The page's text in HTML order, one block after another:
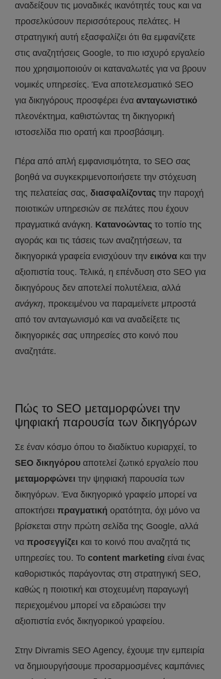
αναδείξουν τις μοναδικές ικανότητές τους και να
προσελκύσουν περισσότερους πελάτες. Η
στρατηγική αυτή εξασφαλίζει ότι θα εμφανίζετε
στις αναζητήσεις Google, το πιο ισχυρό εργαλείο
που χρησιμοποιούν οι καταναλωτές για να βρουν
νομικές υπηρεσίες. Ένα αποτελεσματικό SEO
για δικηγόρους προσφέρει ένα ανταγωνιστικό
πλεονέκτημα, καθιστώντας τη δικηγορική
ιστοσελίδα πιο ορατή και προσβάσιμη.
Πέρα από απλή εμφανισιμότητα, το SEO σας
βοηθά να συγκεκριμενοποιήσετε την στόχευση
της πελατείας σας, διασφαλίζοντας την παροχή
ποιοτικών υπηρεσιών σε πελάτες που έχουν
πραγματικά ανάγκη. Κατανοώντας το τοπίο της
αγοράς και τις τάσεις των αναζητήσεων, τα
δικηγορικά γραφεία ενισχύουν την εικόνα και την
αξιοπιστία τους. Τελικά, η επένδυση στο SEO για
δικηγόρους δεν αποτελεί πολυτέλεια, αλλά
ανάγκη, προκειμένου να παραμείνετε μπροστά
από τον ανταγωνισμό και να αναδείξετε τις
δικηγορικές σας υπηρεσίες στο κοινό που
αναζητάτε.
Πώς το SEO μεταμορφώνει την
ψηφιακή παρουσία των δικηγόρων
Σε έναν κόσμο όπου το διαδίκτυο κυριαρχεί, το
SEO δικηγόρου αποτελεί ζωτικό εργαλείο που
μεταμορφώνει την ψηφιακή παρουσία των
δικηγόρων. Ένα δικηγορικό γραφείο μπορεί να
αποκτήσει πραγματική ορατότητα, όχι μόνο να
βρίσκεται στην πρώτη σελίδα της Google, αλλά
να προσεγγίζει και το κοινό που αναζητά τις
υπηρεσίες του. Το content marketing είναι ένας
καθοριστικός παράγοντας στη στρατηγική SEO,
καθώς η ποιοτική και στοχευμένη παραγωγή
περιεχομένου μπορεί να εδραιώσει την
αξιοπιστία ενός δικηγορικού γραφείου.
Στην Divramis SEO Agency, έχουμε την εμπειρία
να δημιουργήσουμε προσαρμοσμένες καμπάνιες